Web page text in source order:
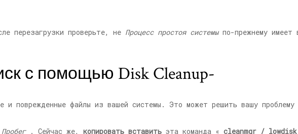
перезагрузки проверьте, не Процесс простоя системыпо-прежнему имеет
с помощью Disk Cleanup-
и поврежденные файлы из вашей системы. Это может решить вашу
Пробег. Сейчас же, копировать вставить эта команда « cleanmgr / lowdisk